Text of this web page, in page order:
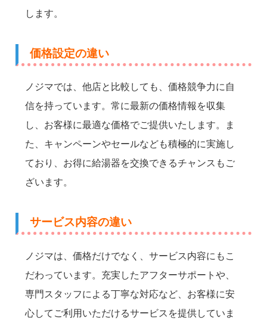
します。
価格設定の違い
ノジマでは、他店と比較しても、価格競争力に自
信を持っています。常に最新の価格情報を収集
し、お客様に最適な価格でご提供いたします。ま
た、キャンペーンやセールなども積極的に実施し
ており、お得に給湯器を交換できるチャンスもご
ざいます。
サービス内容の違い
ノジマは、価格だけでなく、サービス内容にもこ
だわっています。充実したアフターサポートや、
専門スタッフによる丁寧な対応など、お客様に安
心してご利用いただけるサービスを提供していま